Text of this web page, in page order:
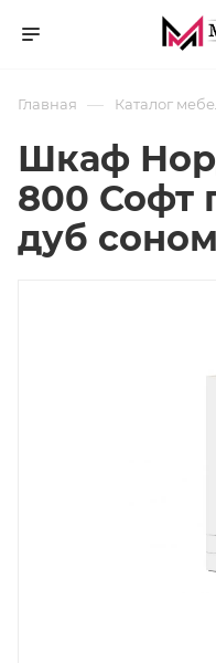
Главная — Каталог
Шкаф
800 Софт
дуб